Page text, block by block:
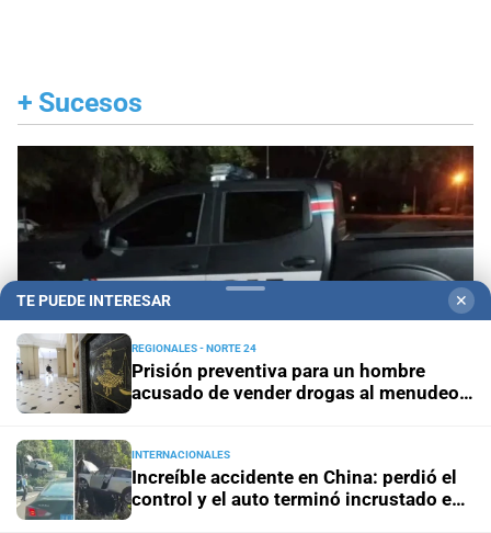
+ Sucesos
Violento crimen Mataron a puñaladas a un
hombre en Santiago del Estero y detuvieron a la
TE PUEDE INTERESAR ✕
REGIONALES - NORTE 24
Prisión preventiva para un hombre
acusado de vender drogas al menudeo
INTERNACIONALES
Increíble accidente en China: perdió el
control y el auto terminó incrustado en